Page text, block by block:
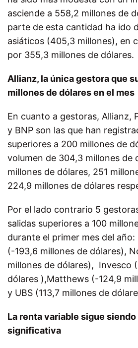
asciende a 558,2 millones de
parte de esta cantidad ha ido
asiáticos (405,3 millones), en
por 355,3 millones de dólares.
Allianz, la única gestora que
millones de dólares en el mes
En cuanto a gestoras, Allianz,
y BNP son las que han
superiores a 200 millones de
volumen de 304,3 millones de
millones de dólares, 251
224,9 millones de dólares
Por el lado contrario 5
salidas superiores a 100
durante el primer mes del
(-193,6 millones de dólares),
millones de dólares), Invesco
dólares ),Matthews (-124,9
y UBS (113,7 millones de
La renta variable sigue
significativa